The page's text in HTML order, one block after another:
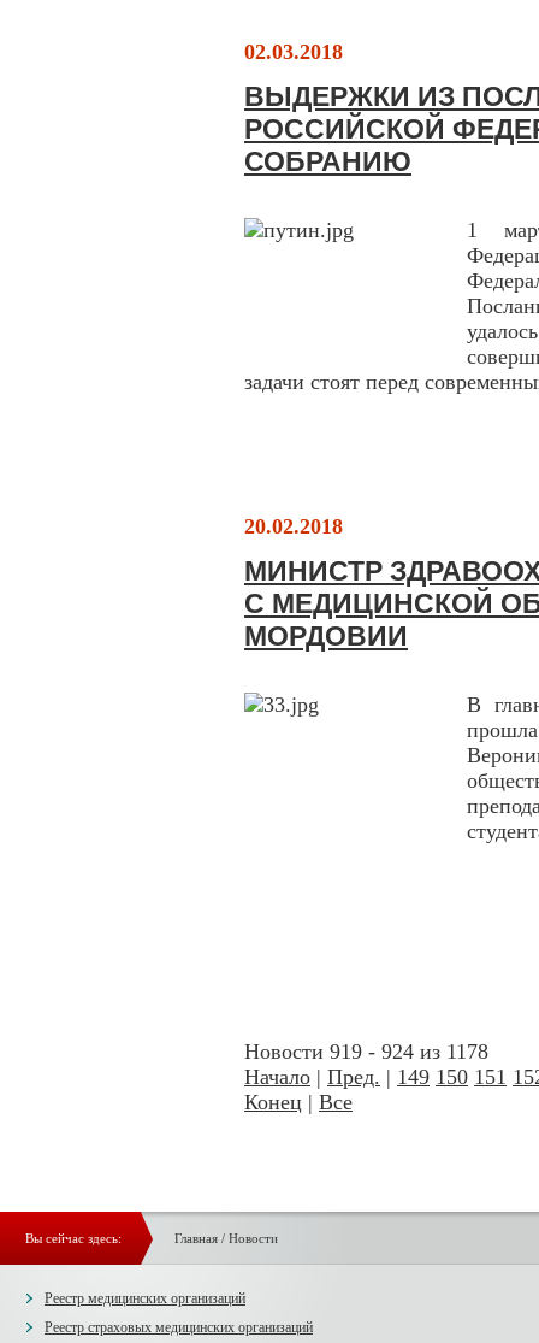
02.03.2018
ВЫДЕРЖКИ ИЗ
РОССИЙСКОЙ
СОБРАНИЮ
1
задачи стоят перед
20.02.2018
МИНИСТР
С МЕДИЦИНСКОЙ
МОРДОВИИ
В
Новости 919 - 924 из 1178
Начало | Пред. | 149 150 151
Конец | Все
Вы сейчас здесь: Главная/ Новости
Реестр медицинских организаций
Реестр страховых медицинских организаций